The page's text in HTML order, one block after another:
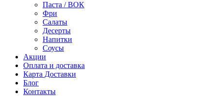
Паста / ВОК
Фри
Салаты
Десерты
Напитки
Соусы
Акции
Оплата и доставка
Карта Доставки
Блог
Контакты